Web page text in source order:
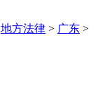
地方法律 > 广东 >